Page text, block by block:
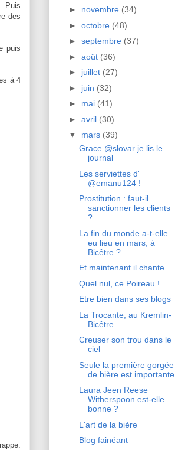
Puis
des
puis
à 4
► novembre (34)
► octobre (48)
► septembre (37)
► août (36)
► juillet (27)
► juin (32)
► mai (41)
► avril (30)
▼ mars (39)
Grace @slovar je lis le
journal
Les serviettes d'
@emanu124 !
Prostitution : faut-il
sanctionner les clients
?
La fin du monde a-t-elle
eu lieu en mars, à
Bicêtre ?
Et maintenant il chante
Quel nul, ce Poireau !
Etre bien dans ses blogs
La Trocante, au Kremlin-
Bicêtre
Creuser son trou dans le
ciel
Seule la première gorgée
de bière est importante
Laura Jeen Reese
Witherspoon est-elle
bonne ?
L'art de la bière
Blog fainéant